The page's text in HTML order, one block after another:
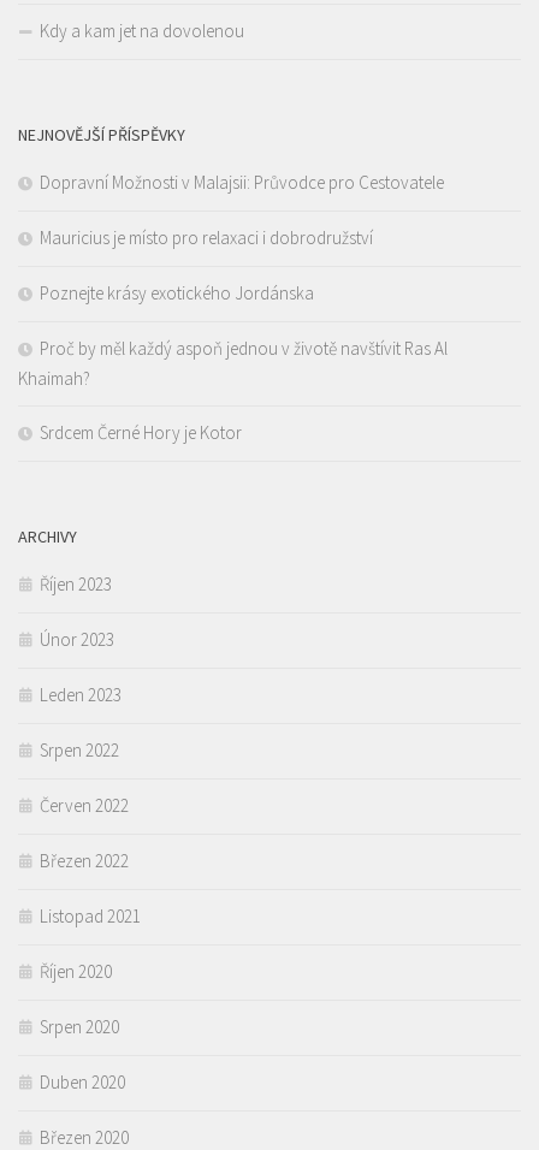
Kdy a kam jet na dovolenou
NEJNOVĚJŠÍ PŘÍSPĚVKY
Dopravní Možnosti v Malajsii: Průvodce pro Cestovatele
Mauricius je místo pro relaxaci i dobrodružství
Poznejte krásy exotického Jordánska
Proč by měl každý aspoň jednou v životě navštívit Ras Al
Khaimah?
Srdcem Černé Hory je Kotor
ARCHIVY
Říjen 2023
Únor 2023
Leden 2023
Srpen 2022
Červen 2022
Březen 2022
Listopad 2021
Říjen 2020
Srpen 2020
Duben 2020
Březen 2020